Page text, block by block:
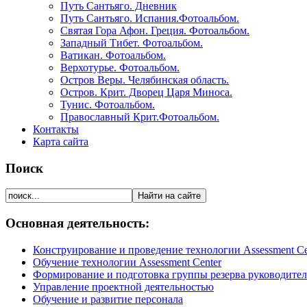
Путь Сантьяго. Дневник
Путь Сантьяго. Испания.Фотоальбом.
Святая Гора Афон. Греция. Фотоальбом.
Западный Тибет. Фотоальбом.
Ватикан. Фотоальбом.
Верхотурье. Фотоальбом.
Остров Веры. Челябинская область.
Остров. Крит. Дворец Царя Миноса.
Тунис. Фотоальбом.
Православный Крит.Фотоальбом.
Контакты
Карта сайта
Поиск
Основная деятельность:
Конструирование и проведение технологии Assessment
Обучение технологии Assessment Center
Формирование и подготовка группы резерва
Управление проектной деятельностью
Обучение и развитие персонала